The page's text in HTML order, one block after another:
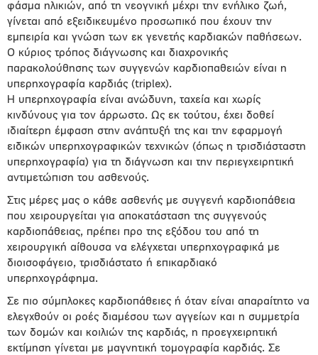
φάσμα ηλικιών, από τη νεογνική μέχρι την ενήλικο ζωή,
γίνεται από εξειδικευμένο προσωπικό που έχουν την
εμπειρία και γνώση των εκ γενετής καρδιακών παθήσεων.
Ο κύριος τρόπος διάγνωσης και διαχρονικής
παρακολούθησης των συγγενών καρδιοπαθειών είναι η
υπερηχογραφία καρδιάς (triplex).
Η υπερηχογραφία είναι ανώδυνη, ταχεία και χωρίς
κινδύνους για τον άρρωστο. Ως εκ τούτου, έχει δοθεί
ιδιαίτερη έμφαση στην ανάπτυξή της και την εφαρμογή
ειδικών υπερηχογραφικών τεχνικών (όπως η τρισδιάσταστη
υπερηχογραφία) για τη διάγνωση και την περιεγχειρητική
αντιμετώπιση του ασθενούς.
Στις μέρες μας ο κάθε ασθενής με συγγενή καρδιοπάθεια
που χειρουργείται για αποκατάσταση της συγγενούς
καρδιοπάθειας, πρέπει προ της εξόδου του από τη
χειρουργική αίθουσα να ελέγχεται υπερηχογραφικά με
διοισοφάγειο, τρισδιάστατο ή επικαρδιακό
υπερηχογράφημα.
Σε πιο σύμπλοκες καρδιοπάθειες ή όταν είναι απαραίτητο να
ελεγχθούν οι ροές διαμέσου των αγγείων και η συμμετρία
των δομών και κοιλιών της καρδιάς, η προεγχειρητική
εκτίμηση γίνεται με μαγνητική τομογραφία καρδιάς. Σε